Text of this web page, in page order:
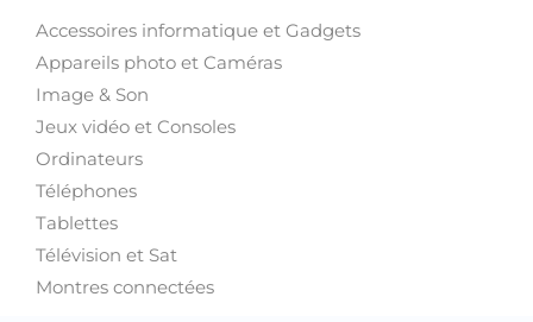
Accessoires informatique et Gadgets
Appareils photo et Caméras
Image & Son
Jeux vidéo et Consoles
Ordinateurs
Téléphones
Tablettes
Télévision et Sat
Montres connectées